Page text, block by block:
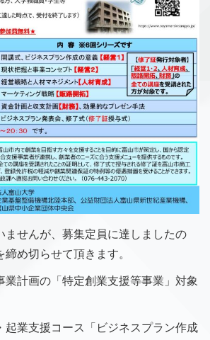
ませんが、募集定員に達しましたの
め切らせて頂きます。
計画の「特定創業支援等事業」対象
業支援コース「ビジネスプラン作成